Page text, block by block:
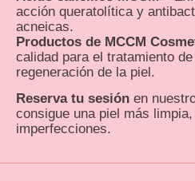
acción queratolítica y
acneicas.
Productos de MCCM
calidad para el tratamiento
regeneración de la piel.
Reserva tu sesión en
consigue una piel más
imperfecciones.